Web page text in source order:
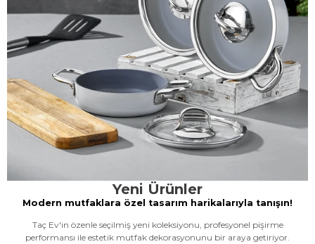
Yeni Ürünler
Modern mutfaklara özel tasarım harikalarıyla tanışın!
Taç Ev'in özenle seçilmiş yeni koleksiyonu, profesyonel pişirme
performansı ile estetik mutfak dekorasyonunu bir araya getiriyor.